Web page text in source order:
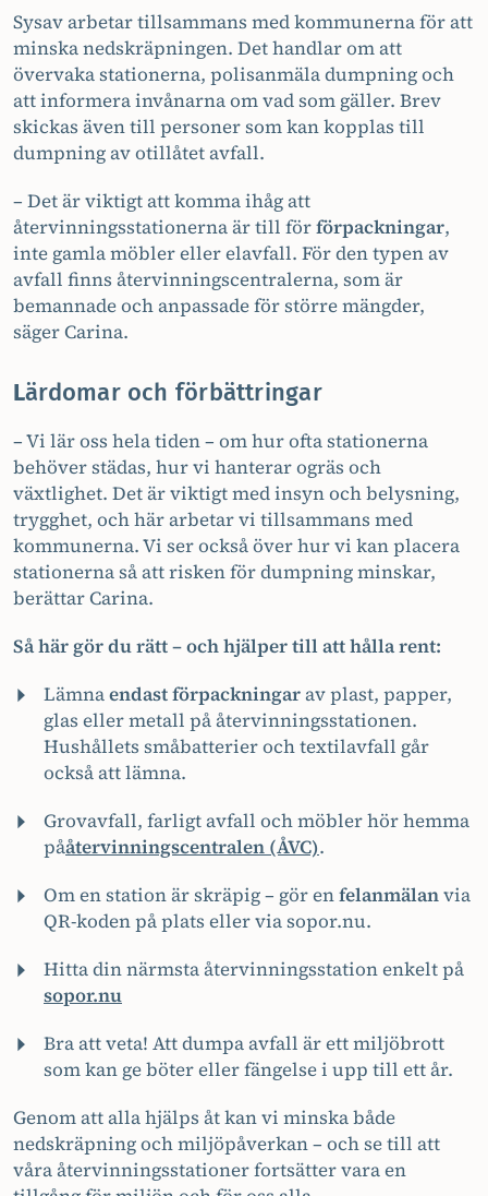
Sysav arbetar tillsammans med kommunerna för att
minska nedskräpningen. Det handlar om att
övervaka stationerna, polisanmäla dumpning och
att informera invånarna om vad som gäller. Brev
skickas även till personer som kan kopplas till
dumpning av otillåtet avfall.
– Det är viktigt att komma ihåg att
återvinningsstationerna är till förförpackningar,
inte gamla möbler eller elavfall. För den typen av
avfall finns återvinningscentralerna, som är
bemannade och anpassade för större mängder,
säger Carina.
Lärdomar och förbättringar
– Vi lär oss hela tiden – om hur ofta stationerna
behöver städas, hur vi hanterar ogräs och
växtlighet. Det är viktigt med insyn och belysning,
trygghet, och här arbetar vi tillsammans med
kommunerna. Vi ser också över hur vi kan placera
stationerna så att risken för dumpning minskar,
berättar Carina.
Så här gör du rätt – och hjälper till att hålla rent:
Lämnaendast förpackningar av plast, papper,
glas eller metall på återvinningsstationen.
Hushållets småbatterier och textilavfall går
också att lämna.
Grovavfall, farligt avfall och möbler hör hemma
pååtervinningscentralen (ÅVC).
Om en station är skräpig – gör enfelanmälanvia
QR-koden på plats eller via sopor.nu.
Hitta din närmsta återvinningsstation enkelt på
sopor.nu
Bra att veta! Att dumpa avfall är ett miljöbrott
som kan ge böter eller fängelse i upp till ett år.
Genom att alla hjälps åt kan vi minska både
nedskräpning och miljöpåverkan – och se till att
våra återvinningsstationer fortsätter vara en